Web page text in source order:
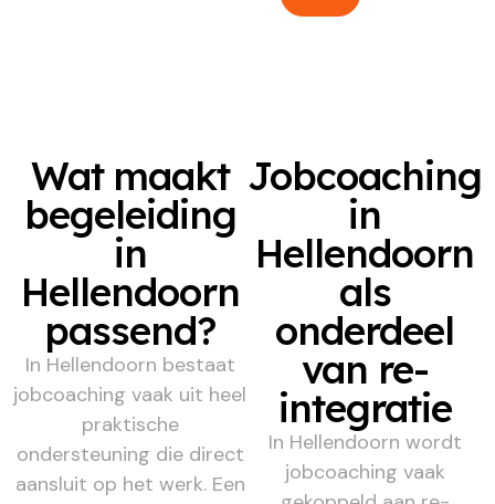
Wat maakt
begeleiding
in
Hellendoorn
passend?
In Hellendoorn bestaat
jobcoaching vaak uit heel
praktische
ondersteuning die direct
aansluit op het werk. Een
Jobcoaching
in
Hellendoorn
als
onderdeel
van re-
integratie
In Hellendoorn wordt
jobcoaching vaak